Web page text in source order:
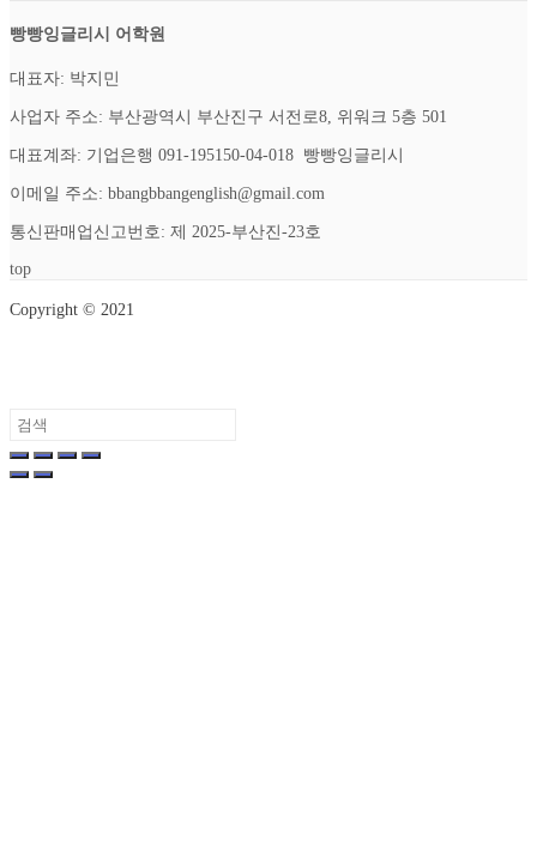
빵빵잉글리시 어학원
대표자: 박지민
사업자 주소: 부산광역시 부산진구 서전로8, 위워크 5층 501
대표계좌: 기업은행 091-195150-04-018 빵빵잉글리시
이메일 주소: bbangbbangenglish@gmail.com
통신판매업신고번호: 제 2025-부산진-23호
top
Copyright © 2021